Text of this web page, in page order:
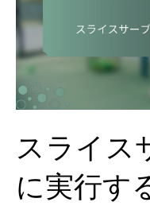
スライス
に実行す